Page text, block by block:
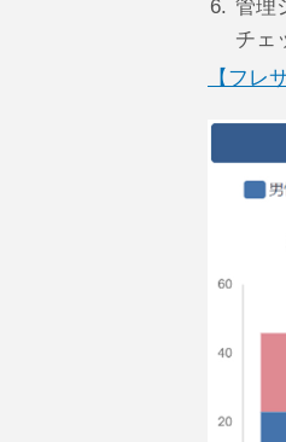
6. 管理
チェ
【フレ